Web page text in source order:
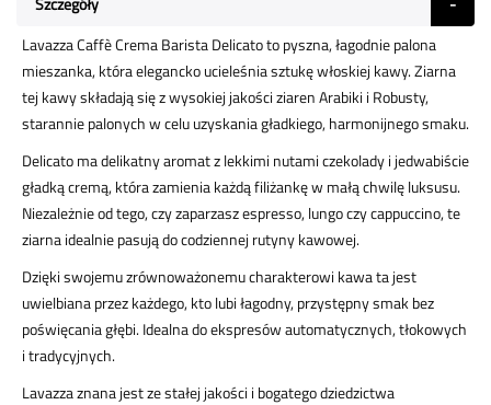
Lavazza Caffè Crema Barista Delicato to pyszna, łagodnie palona
mieszanka, która elegancko ucieleśnia sztukę włoskiej kawy. Ziarna
tej kawy składają się z wysokiej jakości ziaren Arabiki i Robusty,
starannie palonych w celu uzyskania gładkiego, harmonijnego smaku.
Delicato ma delikatny aromat z lekkimi nutami czekolady i jedwabiście
gładką cremą, która zamienia każdą filiżankę w małą chwilę luksusu.
Niezależnie od tego, czy zaparzasz espresso, lungo czy cappuccino, te
ziarna idealnie pasują do codziennej rutyny kawowej.
Dzięki swojemu zrównoważonemu charakterowi kawa ta jest
uwielbiana przez każdego, kto lubi łagodny, przystępny smak bez
poświęcania głębi. Idealna do ekspresów automatycznych, tłokowych
i tradycyjnych.
Lavazza znana jest ze stałej jakości i bogatego dziedzictwa